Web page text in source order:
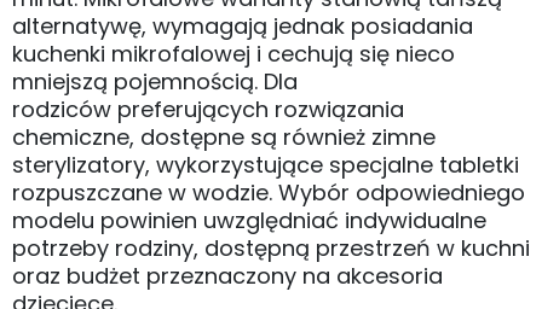
alternatywę, wymagają jednak posiadania
kuchenki mikrofalowej i cechują się nieco
mniejszą pojemnością. Dla
rodziców preferujących rozwiązania
chemiczne, dostępne są również zimne
sterylizatory, wykorzystujące specjalne tabletki
rozpuszczane w wodzie. Wybór odpowiedniego
modelu powinien uwzględniać indywidualne
potrzeby rodziny, dostępną przestrzeń w kuchni
oraz budżet przeznaczony na akcesoria